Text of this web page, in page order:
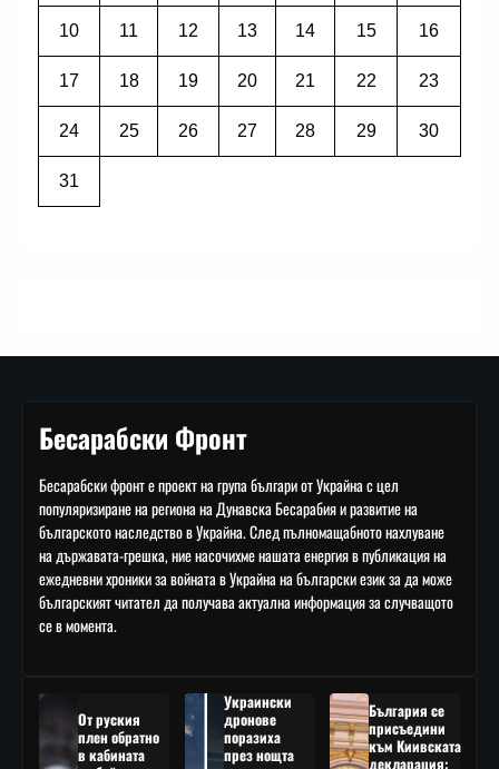
10 11 12 13 14 15 16
17 18 19 20 21 22 23
24 25 26 27 28 29 30
31
Бесарабски Фронт
Бесарабски фронт е проект на група българи от Украйна с цел
популяризиране на региона на Дунавска Бесарабия и развитие на
българското наследство в Украйна. След пълномащабното нахлуване
на държавата-грешка, ние насочихме нашата енергия в публикация на
ежедневни хроники за войната в Украйна на български език за да може
българският читател да получава актуална информация за случващото
се в момента.
От руския
плен обратно
в кабината
Украински
дронове
поразиха
през нощта
България се
присъедини
към Киивската
декларация: